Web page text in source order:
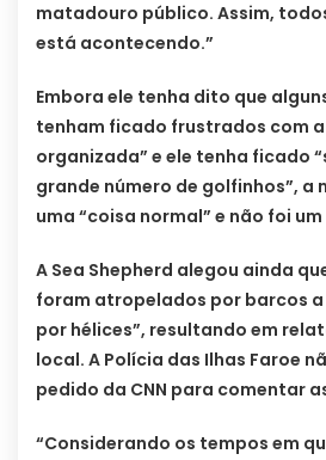
matadouro público. Assim,
está acontecendo.”
Embora ele tenha dito que
tenham ficado frustrados com
organizada” e ele tenha ficado
grande número de golfinhos”, a
uma “coisa normal” e não foi
A Sea Shepherd alegou ainda
foram atropelados por barcos
por hélices”, resultando em
local. A Polícia das Ilhas Faroe
pedido da CNN para comentar
“Considerando os tempos em